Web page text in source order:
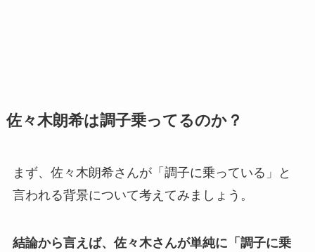
佐々木朗希は調子乗ってるのか？
まず、佐々木朗希さんが「調子に乗っている」と
言われる背景について考えてみましょう。
結論から言えば、佐々木さんが単純に「調子に乗